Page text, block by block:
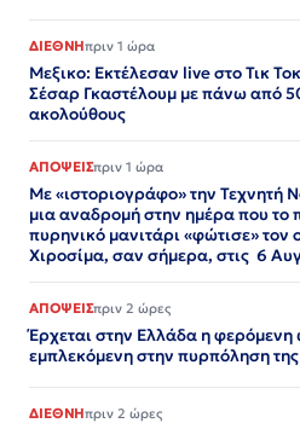
ΔΙΕΘΝΗπριν 1 ώρα
Μεξικο: Εκτέλεσαν live στο Τικ
Σέσαρ Γκαστέλουμ με πάνω από
ακολούθους
ΑΠΟΨΕΙΣπριν 1 ώρα
Με «ιστοριογράφο» την Τεχνητή
μια αναδρομή στην ημέρα που το
πυρηνικό μανιτάρι «φώτισε» τον
Χιροσίμα, σαν σήμερα, στις 6
ΑΠΟΨΕΙΣπριν 2 ώρες
Έρχεται στην Ελλάδα η φερόμενη
εμπλεκόμενη στην πυρπόληση
ΔΙΕΘΝΗπριν 2 ώρες